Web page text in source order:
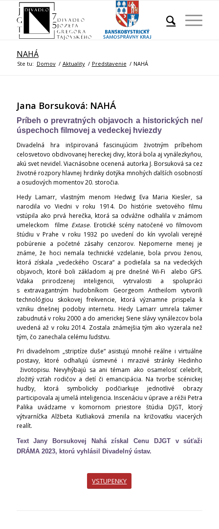
NAHÁ
Ste tu: Domov / Aktuality / Predstavenie / NAHÁ
Jana Borsuková: NAHÁ
Príbeh o prevratných objavoch a historických ne/
úspechoch filmovej a vedeckej hviezdy
Divadelná hra inšpirovaná fascinujúcim životným príbehom
celosvetovo obdivovanej hereckej divy, ktorá bola aj vynálezkyňou,
akú svet nevidel. Viacnásobne ocenená autorka J. Borsuková sa cez
životné rozpory hlavnej hrdinky dotýka mnohých ďalších osobností
a osudových momentov 20. storočia.
Hedy Lamarr, vlastným menom Hedwig Eva Maria Kiesler, sa
narodila vo Viedni v roku 1914. Do histórie svetového filmu
vstúpila ako prvá herečka, ktorá sa odvážne odhalila v známom
umeleckom filme Extase. Erotické scény natočené vo filmovom
štúdiu v Prahe v roku 1932 po uvedení do kín vyvolali verejné
pobúrenie a početné zásahy cenzorov. Nepomerne menej je
známe, že hoci nemala technické vzdelanie, bola prvou ženou,
ktorá získala „vedeckého Oscara“ a podieľala sa na vedeckých
objavoch, ktoré boli základom aj pre dnešné Wi-Fi alebo GPS.
Vďaka prirodzenej inteligencii, vytrvalosti a spolupráci
s extravagantným hudobníkom Georgeom Antheilom vytvorili
technológiou skokovej frekvencie, ktorá významne prispela k
vzniku dnešnej podoby internetu. Hedy Lamarr umrela takmer
zabudnutá v roku 2000 a do americkej Siene slávy vynálezcov bola
uvedená až v roku 2014. Zostala známejšia tým ako vyzerala než
tým, čo zanechala celému ľudstvu.
Pri divadelnom „striptíze duše“ asistujú mnohé reálne i virtuálne
postavy, ktoré odhaľujú úsmevné i mrazivé stránky Hedinho
životopisu. Nevyhýbajú sa ani témam ako osamelosť celebrít,
zložitý vzťah rodičov a detí či emancipácia. Na tvorbe scénickej
hudby, ktorá symbolicky podčiarkuje jednotlivé obrazy
participovala aj umelá inteligencia. Inscenáciu v úprave a réžii Petra
Palika uvádzame v komornom priestore štúdia DJGT, ktorý
výtvarníčka Alžbeta Kutliaková zmenila na križovatku viacerých
realít.
Text Jany Borsukovej Nahá získal Cenu DJGT v súťaži
DRÁMA 2023, ktorú vyhlásil Divadelný ústav.
VSTUPENKY